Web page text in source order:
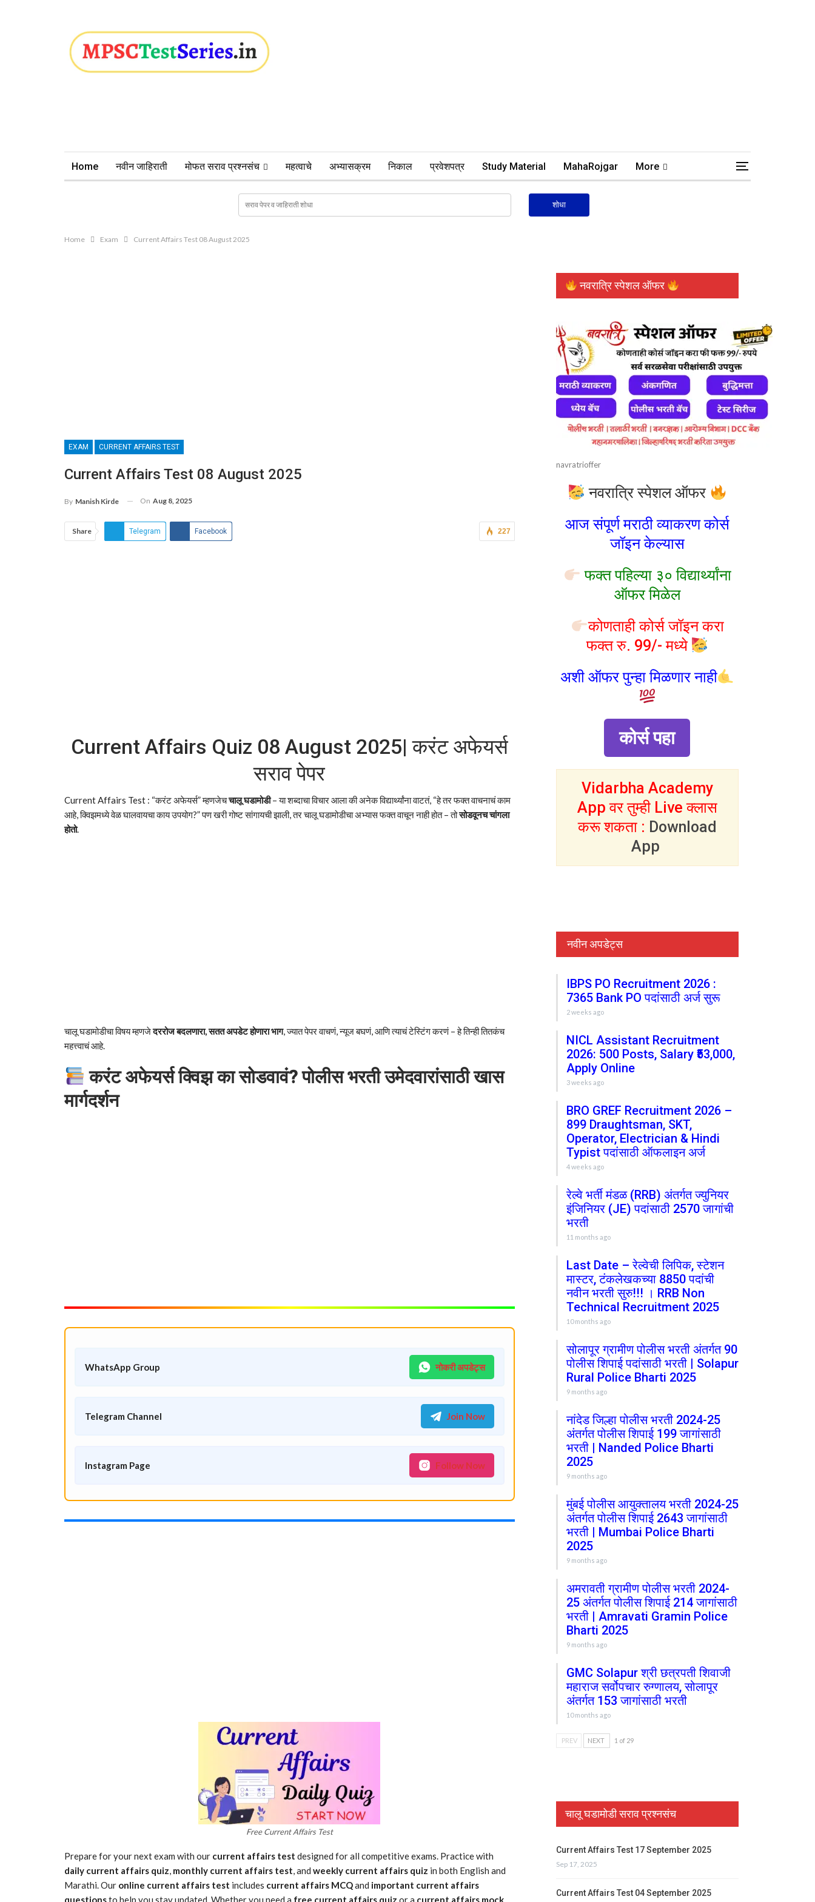
Home नवीन जाहिराती मोफत सराव प्रश्नसंच महत्वाचे अभ्यासक्रम निकाल प्रवेशपत्र Study Material MahaRojgar More
Home Exam Current Affairs Test 08 August 2025
EXAM CURRENT AFFAIRS TEST
Current Affairs Test 08 August 2025
By Manish Kirde On Aug 8, 2025
227
Share Telegram Facebook
Current Affairs Quiz 08 August 2025| करंट अफेयर्स
सराव पेपर
Current Affairs Test : “करंट अफेयर्स” म्हणजेचचालू घडामोडी– या शब्दाचा विचार आला की अनेक विद्यार्थ्यांना वाटतं, “हे तर फक्त वाचनाचं काम
आहे, क्विझमध्ये वेळ घालवायचा काय उपयोग?” पण खरी गोष्ट सांगायची झाली, तर चालू घडामोडीचा अभ्यास फक्त वाचून नाही होत – तोसोडवूनच चांगला
होतो.
चालू घडामोडीचा विषय म्हणजेदररोज बदलणारा, सतत अपडेट होणारा भाग, ज्यात पेपर वाचणं, न्यूज बघणं, आणि त्याचं टेस्टिंग करणं – हे तिन्ही तितकंच
महत्त्वाचं आहे.
करंट अफेयर्स क्विझ का सोडवावं? पोलीस भरती उमेदवारांसाठी खास
मार्गदर्शन
WhatsApp Group नोकरी अपडेट्स
Telegram Channel Join Now
Instagram Page Follow Now
Free Current Affairs Test
Prepare for your next exam with our current affairs test designed for all competitive exams. Practice with
daily current affairs quiz, monthly current affairs test, and weekly current affairs quiz in both English and
Marathi. Our online current affairs test includes current affairs MCQand important current affairs
questionsto help you stay updated. Whether you need a free current affairs quiz or a current affairs mock
नवरात्रि स्पेशल ऑफर
navratrioffer
नवरात्रि स्पेशल ऑफर
आज संपूर्ण मराठी व्याकरण कोर्स
जॉइन केल्यास
फक्त पहिल्या ३० विद्यार्थ्यांना
ऑफर मिळेल
कोणताही कोर्स जॉइन करा
फक्त रु. 99/- मध्ये
अशी ऑफर पुन्हा मिळणार नाही
कोर्स पहा
Vidarbha Academy
App वर तुम्ही Live क्लास
करू शकता : Download
App
नवीन अपडेट्स
IBPS PO Recruitment 2026 :
7365 Bank PO पदांसाठी अर्ज सुरू
2 weeks ago
NICL Assistant Recruitment
2026: 500 Posts, Salary ₹53,000,
Apply Online
3 weeks ago
BRO GREF Recruitment 2026 –
899 Draughtsman, SKT,
Operator, Electrician & Hindi
Typist पदांसाठी ऑफलाइन अर्ज
4 weeks ago
रेल्वे भर्ती मंडळ (RRB) अंतर्गत ज्युनियर
इंजिनियर (JE) पदांसाठी 2570 जागांची
भरती
11 months ago
Last Date – रेल्वेची लिपिक, स्टेशन
मास्टर, टंकलेखकच्या 8850 पदांची
नवीन भरती सुरु!!! । RRB Non
Technical Recruitment 2025
10 months ago
सोलापूर ग्रामीण पोलीस भरती अंतर्गत 90
पोलीस शिपाई पदांसाठी भरती | Solapur
Rural Police Bharti 2025
9 months ago
नांदेड जिल्हा पोलीस भरती 2024-25
अंतर्गत पोलीस शिपाई 199 जागांसाठी
भरती | Nanded Police Bharti
2025
9 months ago
मुंबई पोलीस आयुक्तालय भरती 2024-25
अंतर्गत पोलीस शिपाई 2643 जागांसाठी
भरती | Mumbai Police Bharti
2025
9 months ago
अमरावती ग्रामीण पोलीस भरती 2024-
25 अंतर्गत पोलीस शिपाई 214 जागांसाठी
भरती | Amravati Gramin Police
Bharti 2025
9 months ago
GMC Solapur श्री छत्रपती शिवाजी
महाराज सर्वोपचार रुग्णालय, सोलापूर
अंतर्गत 153 जागांसाठी भरती
10 months ago
PREV NEXT 1 of 29
चालू घडामोडी सराव प्रश्नसंच
Current Affairs Test 17 September 2025
Sep 17, 2025
Current Affairs Test 04 September 2025